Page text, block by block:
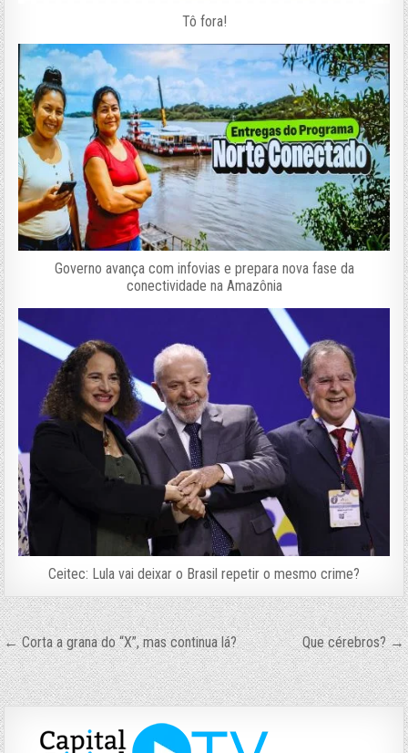
Tô fora!
Governo avança com infovias e prepara nova fase da
conectividade na Amazônia
Ceitec: Lula vai deixar o Brasil repetir o mesmo crime?
Navegação
de
Post
← Corta a grana do “X”, mas continua lá? Que cérebros? →